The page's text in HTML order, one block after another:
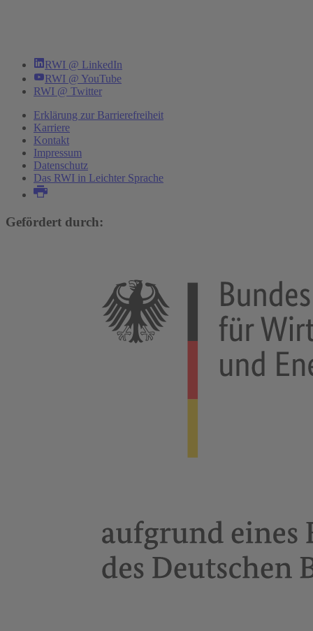
RWI @ LinkedIn
RWI @ YouTube
RWI @ Twitter
Erklärung zur Barrierefreiheit
Karriere
Kontakt
Impressum
Datenschutz
Das RWI in Leichter Sprache
Gefördert durch: